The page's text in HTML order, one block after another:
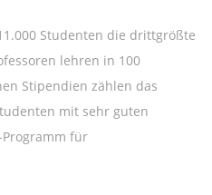
Studenten die drittgrößte
lehren in 100
Stipendien zählen das
mit sehr guten
Programm für